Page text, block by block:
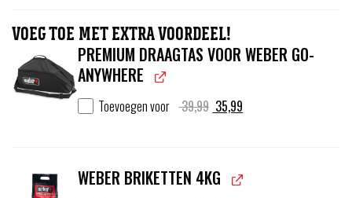
VOEG TOE MET EXTRA VOORDEEL!
PREMIUM DRAAGTAS VOOR WEBER GO-
ANYWHERE
Toevoegen voor 39,99 Oorspronkelijke
prijs
35,99
prijs
WEBER BRIKETTEN 4KG